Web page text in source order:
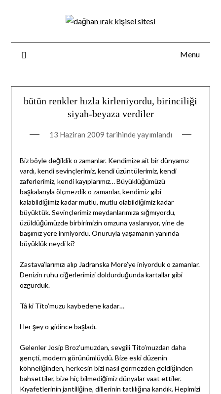
Menu
bütün renkler hızla kirleniyordu, birinciliği
siyah-beyaza verdiler
13 Haziran 2009 tarihinde yayımlandı
Biz böyle değildik o zamanlar. Kendimize ait bir dünyamız
vardı, kendi sevinçlerimiz, kendi üzüntülerimiz, kendi
zaferlerimiz, kendi kayıplarımız… Büyüklüğümüzü
başkalarıyla ölçmezdik o zamanlar, kendimiz gibi
kalabildiğimiz kadar mutlu, mutlu olabildiğimiz kadar
büyüktük. Sevinçlerimiz meydanlarımıza sığmıyordu,
üzüldüğümüzde birbirimizin omzuna yaslanıyor, yine de
başımız yere inmiyordu. Onuruyla yaşamanın yanında
büyüklük neydi ki?
Zastava’larımızı alıp Jadranska More’ye iniyorduk o zamanlar.
Denizin ruhu ciğerlerimizi doldurduğunda kartallar gibi
özgürdük.
Tâ ki Tito’muzu kaybedene kadar…
Her şey o gidince başladı.
Gelenler Josip Broz’umuzdan, sevgili Tito’muzdan daha
gençti, modern görünümlüydü. Bize eski düzenin
köhneliğinden, herkesin bizi nasıl görmezden geldiğinden
bahsettiler, bize hiç bilmediğimiz dünyalar vaat ettiler.
Kıyafetlerinin jantiliğine, dillerinin tatlılığına kandık. Hepimizi